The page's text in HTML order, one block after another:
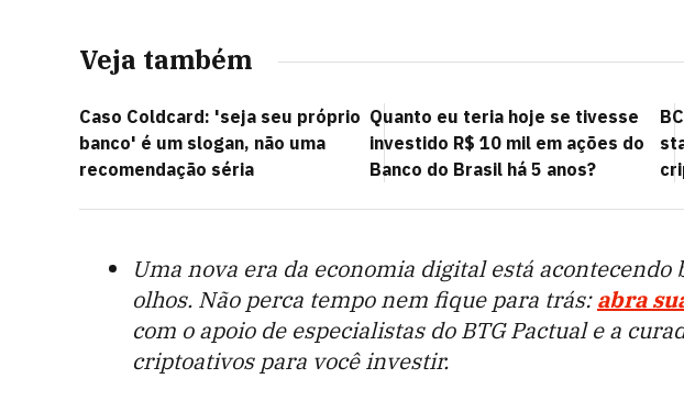
Veja também
Caso Coldcard: 'seja seu próprio
banco' é um slogan, não uma
recomendação séria
Quanto eu teria hoje se tivesse
investido R$ 10 mil em ações do
Banco do Brasil há 5 anos?
Uma nova era da economia digital está acontecendo
olhos. Não perca tempo nem fique para trás:abra
com o apoio de especialistas do BTG Pactual e a
criptoativos para você investir.